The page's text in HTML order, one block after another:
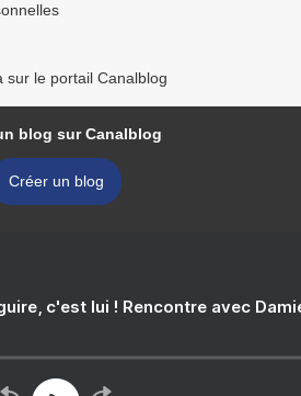
sur le portail Canalblog
blog sur Canalblog
Créer un blog
c'est lui ! Rencontre avec